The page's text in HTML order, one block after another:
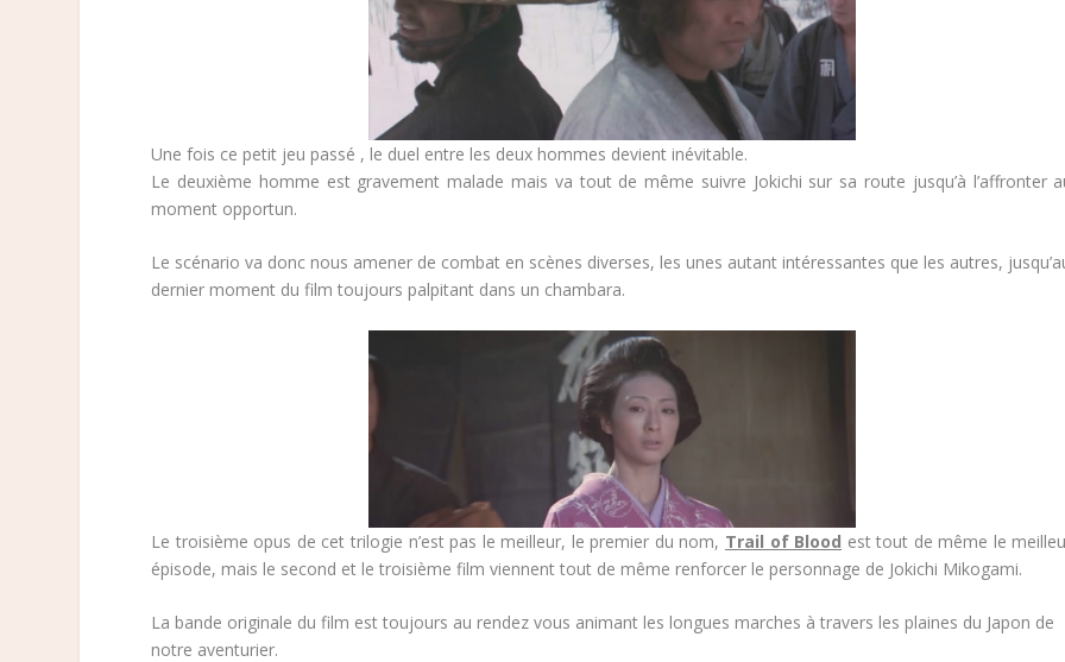
Une fois ce petit jeu passé , le duel entre les deux hommes devient inévitable.
Le deuxième homme est gravement malade mais va tout de même suivre Jokichi sur sa route jusqu’à l’affronter
moment opportun.
Le scénario va donc nous amener de combat en scènes diverses, les unes autant intéressantes que les autres,
dernier moment du film toujours palpitant dans un chambara.
Le troisième opus de cet trilogie n’est pas le meilleur, le premier du nom, Trail of Blood est tout de même le
épisode, mais le second et le troisième film viennent tout de même renforcer le personnage de Jokichi Mikogami.
La bande originale du film est toujours au rendez vous animant les longues marches à travers les plaines du Japon de
notre aventurier.